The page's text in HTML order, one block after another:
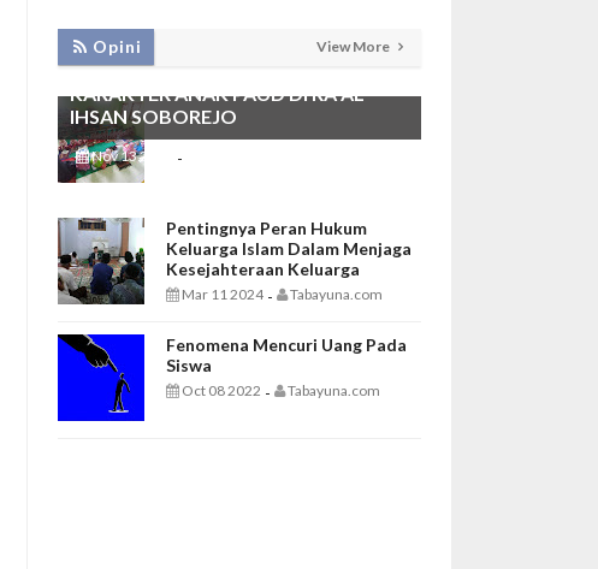
Opini View More
PEMBIASAAN SHALAT DHUHA DAN
MENGAJI SEBAGAI FONDASI
KARAKTER ANAK PAUD DI RA AL
IHSAN SOBOREJO
Nov 13 2025 -
Pentingnya Peran Hukum
Keluarga Islam Dalam Menjaga
Kesejahteraan Keluarga
Mar 11 2024 - Tabayuna.com
Fenomena Mencuri Uang Pada
Siswa
Oct 08 2022 - Tabayuna.com